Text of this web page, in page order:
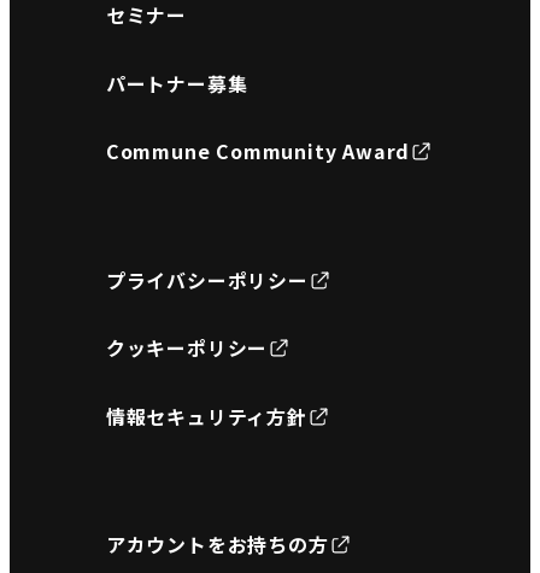
セミナー
パートナー募集
Commune Community Award
プライバシーポリシー
クッキーポリシー
情報セキュリティ方針
アカウントをお持ちの方